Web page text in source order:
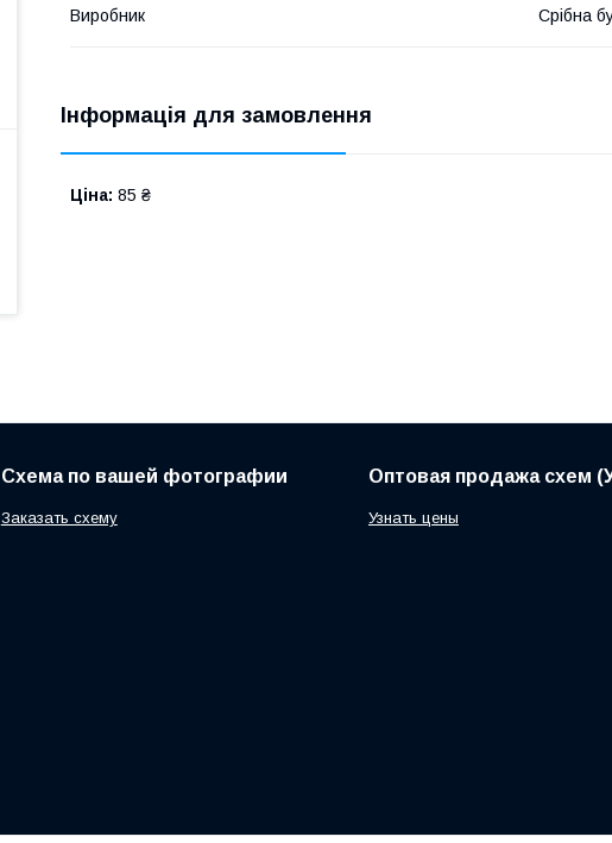
Виробник Срібна
Інформація для замовлення
Ціна: 85 ₴
Схема по вашей фотографии
Заказать схему
Оптовая продажа схем
Узнать цены